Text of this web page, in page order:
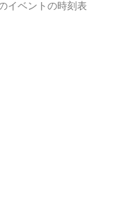
イベントの時刻表